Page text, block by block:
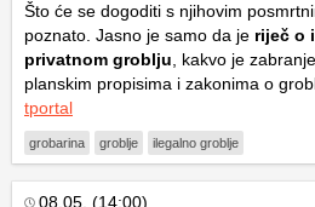
Što će se dogoditi s njihovim
poznato. Jasno je samo da je riječ o
privatnom groblju , kakvo je
planskim propisima i zakonima o
tportal
grobarina groblje ilegalno groblje
08.05. (14:00)